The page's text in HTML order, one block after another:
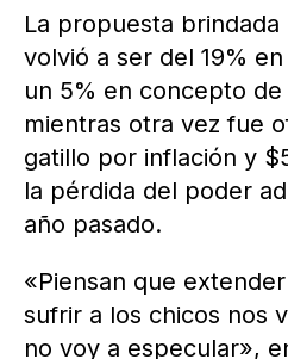
La propuesta brindada
volvió a ser del 19%
un 5% en concepto
mientras otra vez fue
gatillo por inflación y
la pérdida del poder
año pasado.
«Piensan que
sufrir a los chicos nos
no voy a especular»,